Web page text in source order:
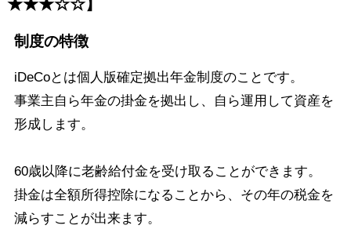
★★★☆☆】
制度の特徴
iDeCoとは個人版確定拠出年金制度のことです。
事業主自ら年金の掛金を拠出し、自ら運用して資産を
形成します。
60歳以降に老齢給付金を受け取ることができます。
掛金は全額所得控除になることから、その年の税金を
減らすことが出来ます。